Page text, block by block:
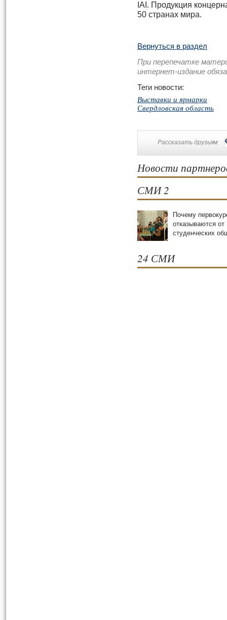
IAI. Продукция
50 странах мира.
Вернуться в раздел
При перепечатке
интернет-издание
Теги новости:
Выставки и ярмарки
Свердловская область
Рассказать друзьям:
Новости
СМИ 2
Почему
отказываются от
студенческих
24 СМИ